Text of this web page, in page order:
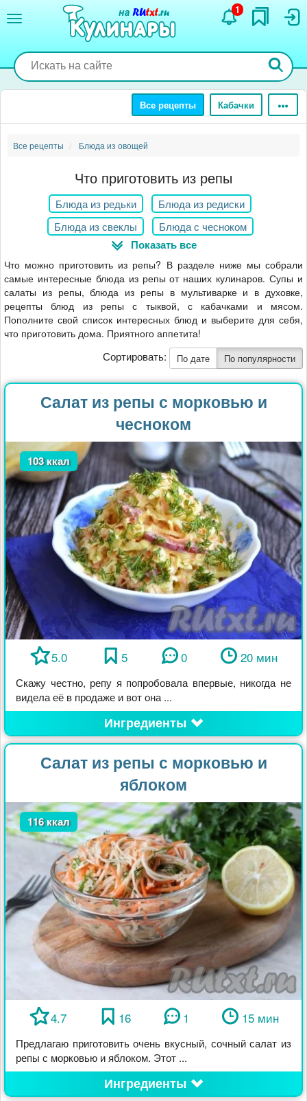
содержанию
1
Все рецепты Кабачки
Все рецепты Блюда из овощей
Что приготовить из репы
Блюда из редьки
Блюда из редиски
Блюда из свеклы
Блюда с чесноком
Блюда из кабачков
Блюда из шпината
Блюда из щавеля
Блюда с ревенем
Блюда из баклажанов
Блюда из картофеля
Блюда из тыквы
Блюда из помидоров
Блюда из капусты
Блюда из огурцов
Блюда из перца
Блюда из моркови
Блюда из сельдерея
Кукуруза целиком
Показать все
Что можно приготовить из репы? В разделе ниже мы собрали
самые интересные блюда из репы от наших кулинаров. Супы и
салаты из репы, блюда из репы в мультиварке и в духовке,
рецепты блюд из репы с тыквой, с кабачками и мясом.
Пополните свой список интересных блюд и выберите для себя,
что приготовить дома. Приятного аппетита!
Сортировать: По дате По популярности
Салат из репы с морковью и
чесноком
103 ккал
5.0 5 0 20 мин
Скажу честно, репу я попробовала впервые, никогда не
видела её в продаже и вот она ...
Ингредиенты
Салат из репы с морковью и
яблоком
116 ккал
4.7 16 1 15 мин
Предлагаю приготовить очень вкусный, сочный салат из
репы с морковью и яблоком. Этот ...
Ингредиенты